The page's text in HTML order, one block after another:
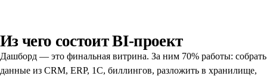
Из чего состоит BI-проект
Дашборд — это финальная витрина. За ним 70% работы: собрать
данные из CRM, ERP, 1С, биллингов, разложить в хранилище,